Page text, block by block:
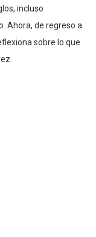
incluso
Ahora, de regreso a
sobre lo que